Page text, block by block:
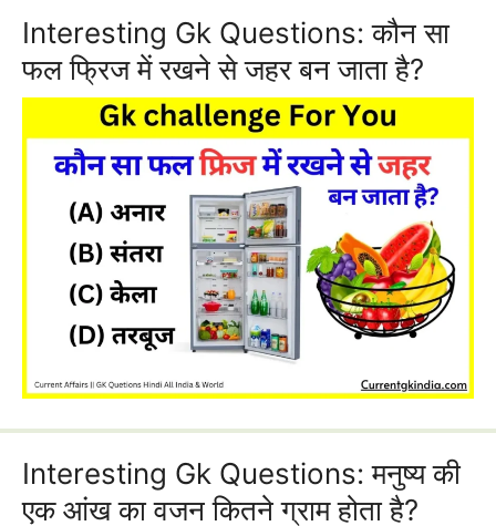
Interesting Gk Questions: कौन सा
फल फ्रिज में रखने से जहर बन जाता है?
Interesting Gk Questions: मनुष्य की
एक आंख का वजन कितने ग्राम होता है?